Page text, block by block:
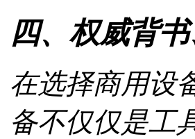
四、权威背
在选择商用设
备不仅仅是工